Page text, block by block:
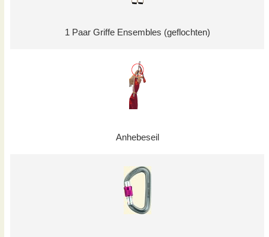
1 Paar Griffe Ensembles (geflochten)
Anhebeseil